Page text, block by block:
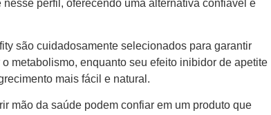
perfil, oferecendo uma alternativa confiável e
são cuidadosamente selecionados para garantir
metabolismo, enquanto seu efeito inibidor de apetite
mais fácil e natural.
mão da saúde podem confiar em um produto que